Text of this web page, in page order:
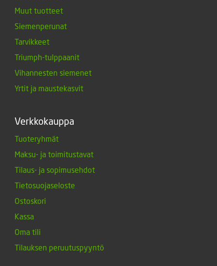
Muut tuotteet
Siemenperunat
Tarvikkeet
Triumph-tulppaanit
Vihannesten siemenet
Yrtit ja maustekasvit
Verkkokauppa
Tuoteryhmät
Maksu- ja toimitustavat
Tilaus- ja sopimusehdot
Tietosuojaseloste
Ostoskori
Kassa
Oma tili
Tilauksen peruutuspyyntö